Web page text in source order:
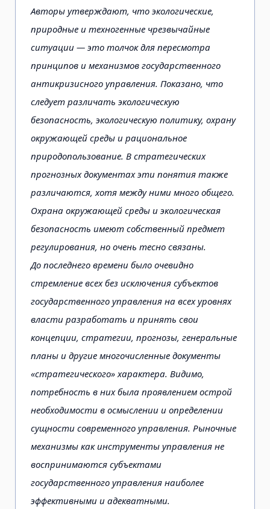
Авторы утверждают, что экологические,
природные и техногенные чрезвычайные
ситуации — это толчок для пересмотра
принципов и механизмов государственного
антикризисного управления. Показано, что
следует различать экологическую
безопасность, экологическую политику, охрану
окружающей среды и рациональное
природопользование. В стратегических
прогнозных документах эти понятия также
различаются, хотя между ними много общего.
Охрана окружающей среды и экологическая
безопасность имеют собственный предмет
регулирования, но очень тесно связаны.
До последнего времени было очевидно
стремление всех без исключения субъектов
государственного управления на всех уровнях
власти разработать и принять свои
концепции, стратегии, прогнозы, генеральные
планы и другие многочисленные документы
«стратегического» характера. Видимо,
потребность в них была проявлением острой
необходимости в осмыслении и определении
сущности современного управления. Рыночные
механизмы как инструменты управления не
воспринимаются субъектами
государственного управления наиболее
эффективными и адекватными.